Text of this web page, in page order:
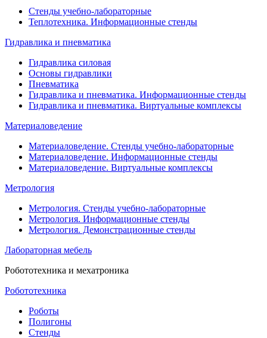
Стенды учебно-лабораторные
Теплотехника. Информационные стенды
Гидравлика и пневматика
Гидравлика силовая
Основы гидравлики
Пневматика
Гидравлика и пневматика. Информационные стенды
Гидравлика и пневматика. Виртуальные комплексы
Материаловедение
Материаловедение. Стенды учебно-лабораторные
Материаловедение. Информационные стенды
Материаловедение. Виртуальные комплексы
Метрология
Метрология. Стенды учебно-лабораторные
Метрология. Информационные стенды
Метрология. Демонстрационные стенды
Лабораторная мебель
Робототехника и мехатроника
Робототехника
Роботы
Полигоны
Стенды